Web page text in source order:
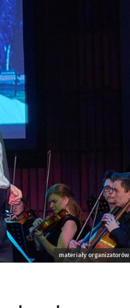
materiały organizatorów